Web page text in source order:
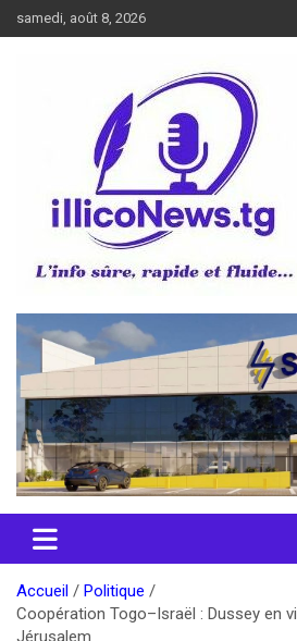
au
samedi, août 8, 2026
illiconews
Accueil
Politique
Coopération Togo–Israël : Dussey en
Jérusalem